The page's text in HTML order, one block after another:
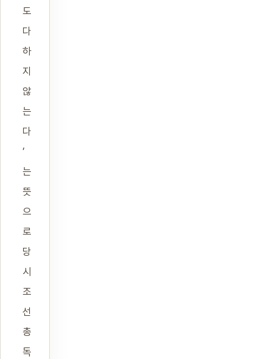
도
다
하
지
않
는
다
’
는
뜻
으
로
당
시
조
선
총
독